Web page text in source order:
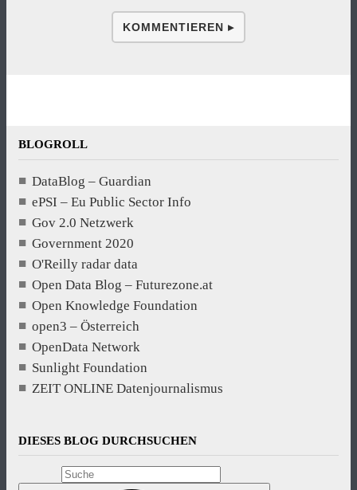
KOMMENTIEREN ▸
BLOGROLL
DataBlog – Guardian
ePSI – Eu Public Sector Info
Gov 2.0 Netzwerk
Government 2020
O'Reilly radar data
Open Data Blog – Futurezone.at
Open Knowledge Foundation
open3 – Österreich
OpenData Network
Sunlight Foundation
ZEIT ONLINE Datenjournalismus
DIESES BLOG DURCHSUCHEN